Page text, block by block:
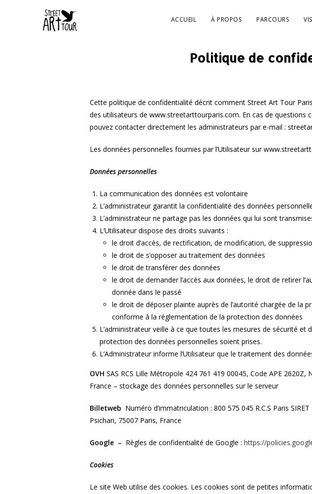
ACCUEIL À PROPOS PARCOURS
Politique de
Cette politique de confidentialité décrit comment Street Art Tour
des utilisateurs de www.streetarttourparis.com. En cas de
pouvez contacter directement les administrateurs par e-mail :
Les données personnelles fournies par l’Utilisateur sur
Données personnelles
La communication des données est volontaire
L’administrateur garantit la confidentialité des données
L’administrateur ne partage pas les données qui lui sont
L’Utilisateur dispose des droits suivants :
le droit d’accès, de rectification, de modification, de
le droit de s’opposer au traitement des données
le droit de transférer des données
le droit de demander l’accès aux données, le droit de retirer
donnée dans le passé
le droit de déposer plainte auprès de l’autorité chargée de la
conforme à la réglementation de la protection des données
L’administrateur veille à ce que toutes les mesures de sécurité
protection des données personnelles soient prises.
L’Administrateur informe l’Utilisateur que le traitement des
OVH SAS RCS Lille Métropole 424 761 419 00045, Code APE
France – stockage des données personnelles sur le serveur
Billetweb Numéro d’immatriculation : 800 575 045 R.C.S Paris
Psichari, 75007 Paris, France
Google – Règles de confidentialité de Google : https://
Cookies
Le site Web utilise des cookies. Les cookies sont de petites